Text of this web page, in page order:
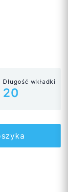
Długość wkładki
20